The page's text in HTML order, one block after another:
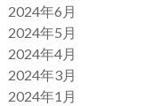
2024年6月
2024年5月
2024年4月
2024年3月
2024年1月